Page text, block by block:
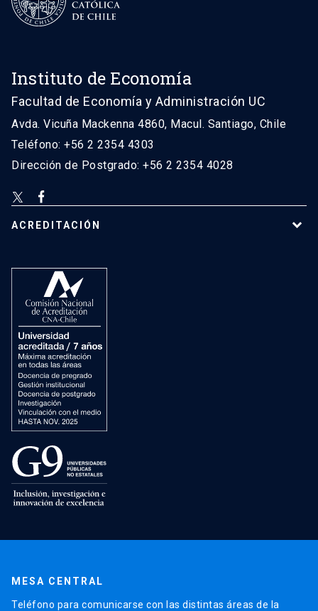
Instituto de Economía
Facultad de Economía y Administración UC
Avda. Vicuña Mackenna 4860, Macul. Santiago, Chile
Teléfono: +56 2 2354 4303
Dirección de Postgrado: +56 2 2354 4028
ACREDITACIÓN
MESA CENTRAL
Teléfono para comunicarse con las distintas áreas de la